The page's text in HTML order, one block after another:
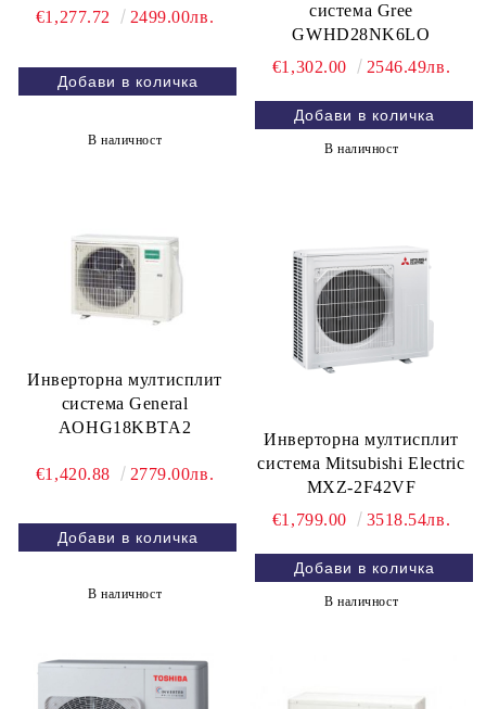
€1,277.72 2499.00лв.
В наличност
система Gree
GWHD28NK6LO
€1,302.00
2546.49лв.
В наличност
Инверторна мултисплит
система General
AOHG18KBTA2
€1,420.88 2779.00лв.
В наличност
Инверторна мултисплит
система Mitsubishi Electric
MXZ-2F42VF
€1,799.00
3518.54лв.
В наличност